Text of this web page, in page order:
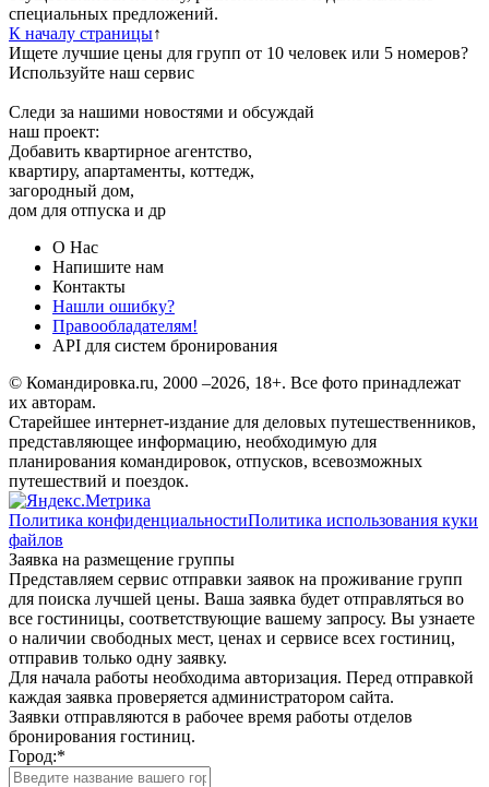
специальных предложений.
К началу страницы↑
Ищете лучшие цены для групп от 10 человек или 5 номеров?
Используйте наш сервис
Следи за нашими новостями и обсуждай
наш проект:
Добавить квартирное агентство,
квартиру, апартаменты, коттедж,
загородный дом,
дом для отпуска и др
О Нас
Напишите нам
Контакты
Нашли ошибку?
Правообладателям!
API для систем бронирования
© Командировка.ru, 2000 –2026, 18+. Все фото принадлежат
их авторам.
Старейшее интернет-издание для деловых путешественников,
представляющее информацию, необходимую для
планирования командировок, отпусков, всевозможных
путешествий и поездок.
Политика конфиденциальностиПолитика использования куки
файлов
Заявка на размещение группы
Представляем сервис отправки заявок на проживание групп
для поиска лучшей цены. Ваша заявка будет отправляться во
все гостиницы, соответствующие вашему запросу. Вы узнаете
о наличии свободных мест, ценах и сервисе всех гостиниц,
отправив только одну заявку.
Для начала работы необходима авторизация. Перед отправкой
каждая заявка проверяется администратором сайта.
Заявки отправляются в рабочее время работы отделов
бронирования гостиниц.
Город:*